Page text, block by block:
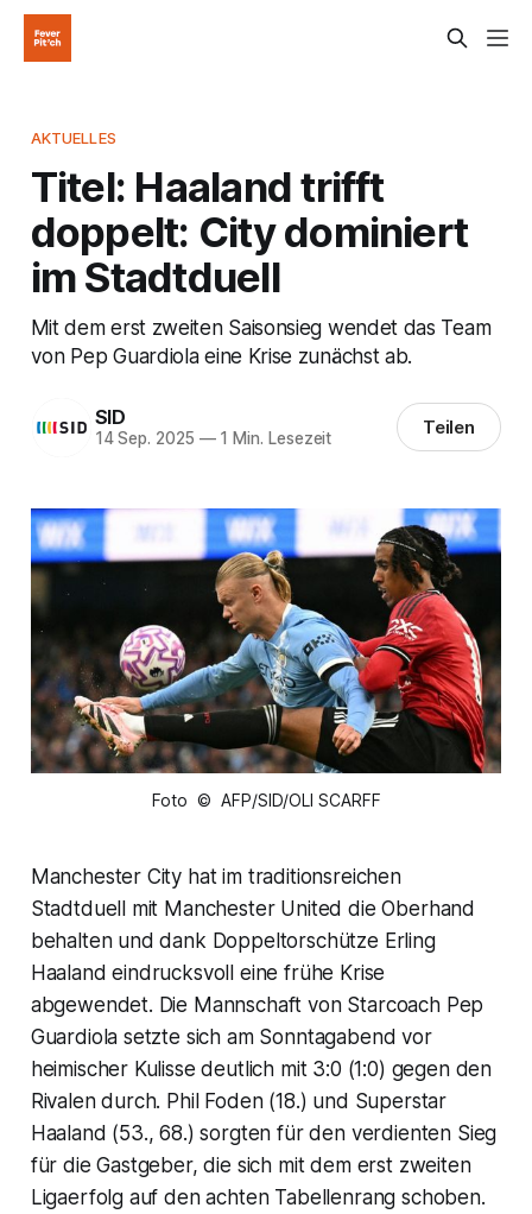
AKTUELLES
Titel: Haaland trifft
doppelt: City dominiert
im Stadtduell
Mit dem erst zweiten Saisonsieg wendet das Team
von Pep Guardiola eine Krise zunächst ab.
SID
14 Sep. 2025 —1 Min. Lesezeit Teilen
Foto © AFP/SID/OLI SCARFF
Manchester City hat im traditionsreichen
Stadtduell mit Manchester United die Oberhand
behalten und dank Doppeltorschütze Erling
Haaland eindrucksvoll eine frühe Krise
abgewendet. Die Mannschaft von Starcoach Pep
Guardiola setzte sich am Sonntagabend vor
heimischer Kulisse deutlich mit 3:0 (1:0) gegen den
Rivalen durch. Phil Foden (18.) und Superstar
Haaland (53., 68.) sorgten für den verdienten Sieg
für die Gastgeber, die sich mit dem erst zweiten
Ligaerfolg auf den achten Tabellenrang schoben.